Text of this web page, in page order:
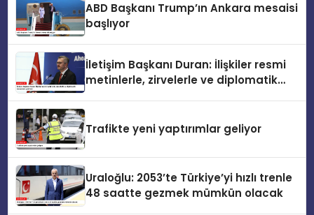
ABD Başkanı Trump’ın Ankara mesaisi
başlıyor
İletişim Başkanı Duran: İlişkiler resmi
metinlerle, zirvelerle ve diplomatik
Trafikte yeni yaptırımlar geliyor
Uraloğlu: 2053’te Türkiye’yi hızlı trenle
48 saatte gezmek mümkün olacak